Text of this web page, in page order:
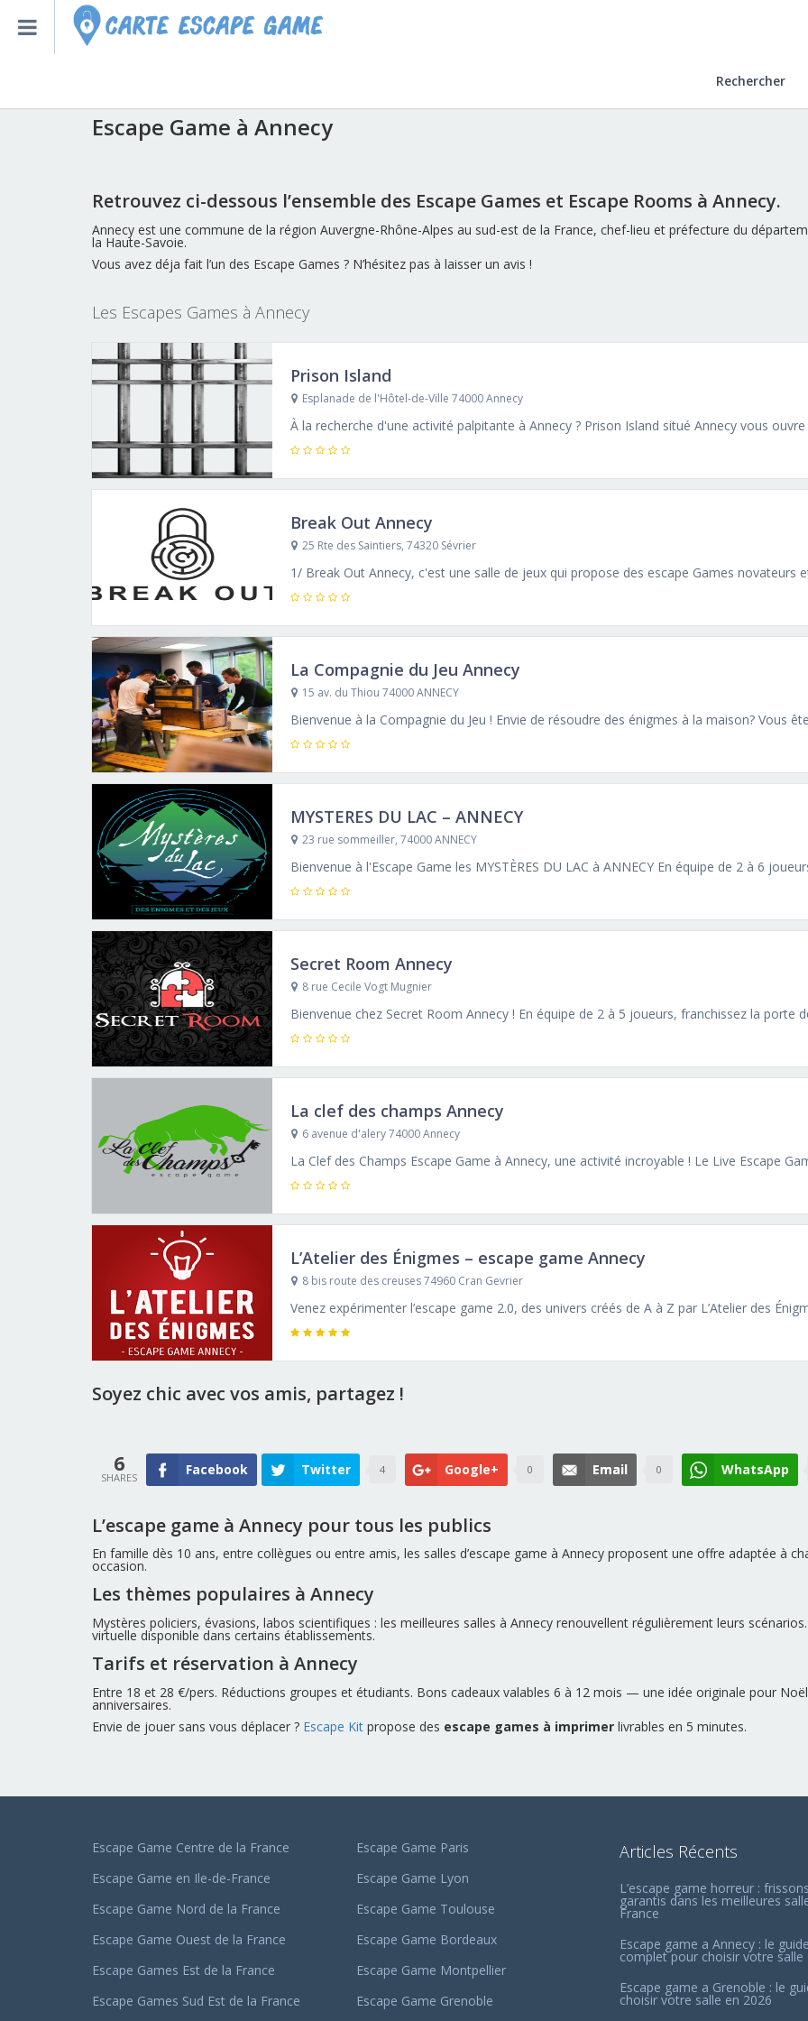
Toutes les Villes – Régions
Escape Game Bot – Robot
Créer un Escape Game à la
Nouveaux Escape Games
Rechercher
Escape Game à Annecy
Retrouvez ci-dessous l’ensemble des Escape Games et Escape Rooms à Annecy.
Annecy est une commune de la région Auvergne-Rhône-Alpes au sud-est de la France, chef-lieu et préfecture du
la Haute-Savoie.
Vous avez déja fait l’un des Escape Games ? N’hésitez pas à laisser un avis !
Les Escapes Games à Annecy
Prison Island
Esplanade de l'Hôtel-de-Ville 74000 Annecy
Break Out Annecy
25 Rte des Saintiers, 74320 Sévrier
La Compagnie du Jeu Annecy
15 av. du Thiou 74000 ANNECY
MYSTERES DU LAC – ANNECY
23 rue sommeiller, 74000 ANNECY
Secret Room Annecy
8 rue Cecile Vogt Mugnier
La clef des champs Annecy
6 avenue d'alery 74000 Annecy
L’Atelier des Énigmes – escape game Annecy
8 bis route des creuses 74960 Cran Gevrier
Soyez chic avec vos amis, partagez !
6 Facebook Twitter 4 Google+ 0 Email 0 WhatsApp
L’escape game à Annecy pour tous les publics
En famille dès 10 ans, entre collègues ou entre amis, les salles d’escape game à Annecy proposent une offre adaptée à
occasion.
Les thèmes populaires à Annecy
Mystères policiers, évasions, labos scientifiques : les meilleures salles à Annecy renouvellent régulièrement leurs
virtuelle disponible dans certains établissements.
Tarifs et réservation à Annecy
Entre 18 et 28 €/pers. Réductions groupes et étudiants. Bons cadeaux valables 6 à 12 mois — une idée originale pour
anniversaires.
Envie de jouer sans vous déplacer ? Escape Kit propose des escape games à imprimer livrables en 5 minutes.
Escape Game Centre de la France
Escape Game en Ile-de-France
Escape Game Nord de la France
Escape Game Ouest de la France
Escape Games Est de la France
Escape Games Sud Est de la France
Escape Game Paris
Escape Game Lyon
Escape Game Toulouse
Escape Game Bordeaux
Escape Game Montpellier
Escape Game Grenoble
Articles Récents
L’escape game horreur : frissons
garantis dans les meilleures
France
Escape game a Annecy : le guide
complet pour choisir votre salle
Escape game a Grenoble : le
choisir votre salle en 2026